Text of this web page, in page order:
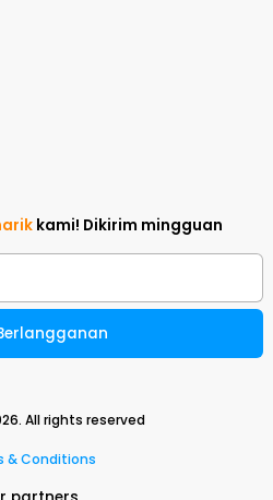
kami! Dikirim mingguan
. All rights reserved
& Conditions